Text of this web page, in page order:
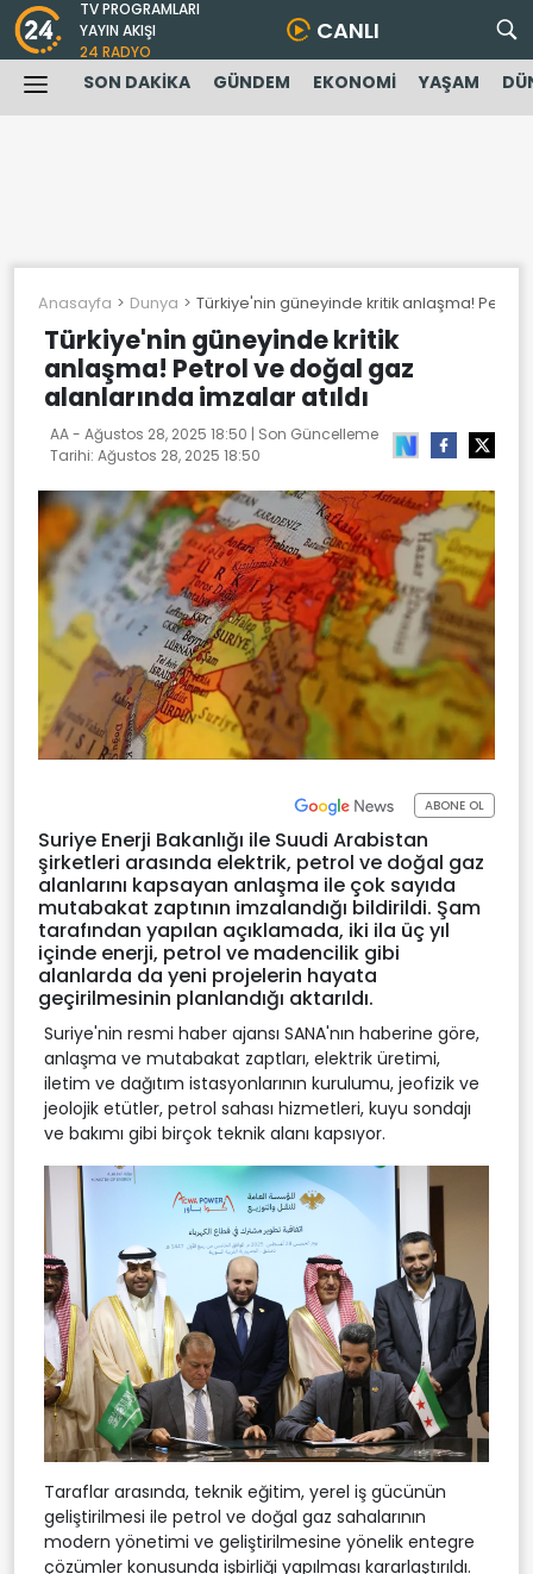
TV PROGRAMLARI
YAYIN AKIŞI
24 RADYO
CANLI
SON DAKİKA GÜNDEM EKONOMİ YAŞAM
Anasayfa Dunya Türkiye'nin güneyinde kritik anlaşma! Petrol
Türkiye'nin güneyinde kritik
anlaşma! Petrol ve doğal gaz
alanlarında imzalar atıldı
AA - Ağustos 28, 2025 18:50 | Son Güncelleme
Tarihi: Ağustos 28, 2025 18:50
ABONE OL
Suriye Enerji Bakanlığı ile Suudi Arabistan
şirketleri arasında elektrik, petrol ve doğal gaz
alanlarını kapsayan anlaşma ile çok sayıda
mutabakat zaptının imzalandığı bildirildi. Şam
tarafından yapılan açıklamada, iki ila üç yıl
içinde enerji, petrol ve madencilik gibi
alanlarda da yeni projelerin hayata
geçirilmesinin planlandığı aktarıldı.
Suriye'nin resmi haber ajansı SANA'nın haberine göre,
anlaşma ve mutabakat zaptları, elektrik üretimi,
iletim ve dağıtım istasyonlarının kurulumu, jeofizik ve
jeolojik etütler, petrol sahası hizmetleri, kuyu sondajı
ve bakımı gibi birçok teknik alanı kapsıyor.
Taraflar arasında, teknik eğitim, yerel iş gücünün
geliştirilmesi ile petrol ve doğal gaz sahalarının
modern yönetimi ve geliştirilmesine yönelik entegre
çözümler konusunda işbirliği yapılması kararlaştırıldı.